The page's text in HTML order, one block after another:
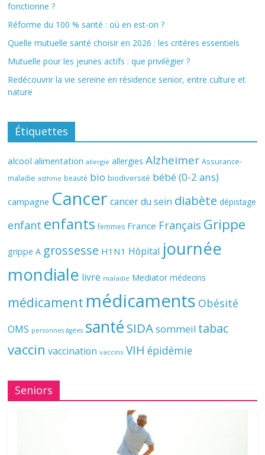
fonctionne ?
Réforme du 100 % santé : où en est-on ?
Quelle mutuelle santé choisir en 2026 : les critères essentiels
Mutuelle pour les jeunes actifs : que privilégier ?
Redécouvrir la vie sereine en résidence senior, entre culture et
nature
Étiquettes
alcool alimentation allergie allergies Alzheimer Assurance-
maladie asthme beauté bio biodiversité bébé (0-2 ans)
campagne Cancer cancer du sein diabète dépistage
enfant enfants femmes France Français Grippe
grippe A grossesse H1N1 Hôpital journée
mondiale livre maladie Mediator médecins
médicament médicaments Obésité
OMS personnes âgées santé SIDAsommeil tabac
vaccin vaccination vaccins VIH épidémie
Seniors